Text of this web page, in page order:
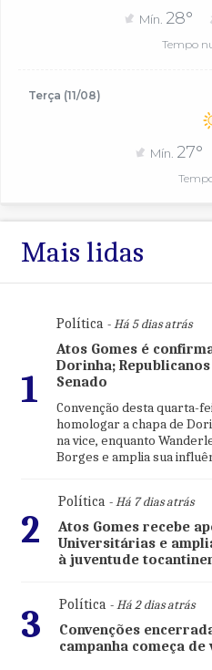
Mín. 28°
Tempo
Terça (11/08)
Mín. 27°
Mais lidas
1
Política- Há 5 dias atrás
Atos Gomes é
Dorinha;
Senado
Convenção desta quarta-
homologar a chapa de
na vice, enquanto
Borges e amplia sua
2
Política- Há 7 dias atrás
Atos Gomes recebe
Universitárias e
à juventude
3 Política- Há 2 dias atrás
Convenções
campanha começa de